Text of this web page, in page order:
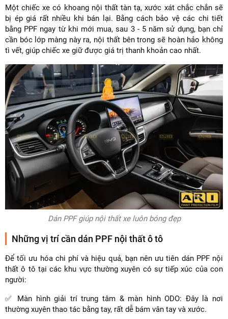
Một chiếc xe có khoang nội thất tàn tạ, xước xát chắc chắn sẽ
bị ép giá rất nhiều khi bán lại. Bằng cách bảo vệ các chi tiết
bằng PPF ngay từ khi mới mua, sau 3 - 5 năm sử dụng, bạn chỉ
cần bóc lớp màng này ra, nội thất bên trong sẽ hoàn hảo không
tì vết, giúp chiếc xe giữ được giá trị thanh khoản cao nhất.
Dán PPF giúp nội thất xe luôn bóng đẹp
Những vị trí cần dán PPF nội thất ô tô
Để tối ưu hóa chi phí và hiệu quả, bạn nên ưu tiên dán PPF nội
thất ô tô tại các khu vực thường xuyên có sự tiếp xúc của con
người:
✅ Màn hình giải trí trung tâm & màn hình ODO: Đây là nơi
thường xuyên thao tác bằng tay, rất dễ bám vân tay và xước.